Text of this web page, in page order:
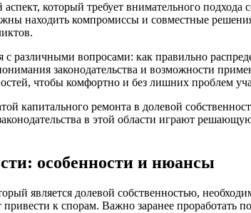
который требует внимательного подхода
находить компромиссы и совместные
вопросами: как правильно
законодательства и возможности
чтобы комфортно и без лишних проблем
капитального ремонта в долевой
в этой области играют
особенности и нюансы
является долевой собственностью,
к спорам. Важно заранее проработать